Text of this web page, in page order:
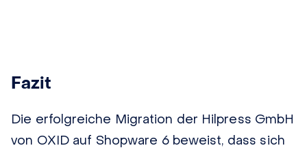
Fazit
Die erfolgreiche Migration der Hilpress GmbH
von OXID auf Shopware 6 beweist, dass sich